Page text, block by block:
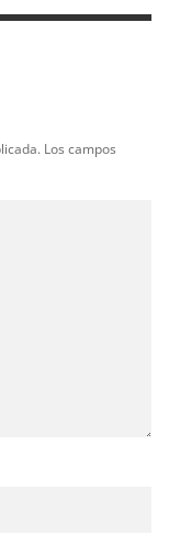
Los campos